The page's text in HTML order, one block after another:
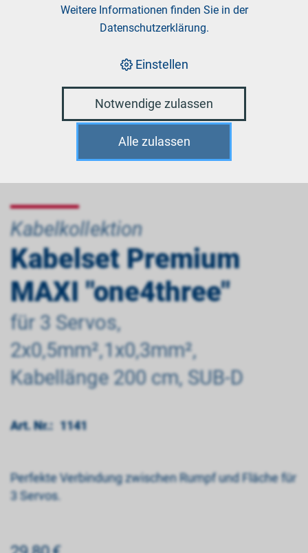
Kabelkollektion
Kabelset Premium
MAXI "one4three"
für 3 Servos,
2x0,5mm²,1x0,3mm²,
Kabellänge 200 cm, SUB-D
Art. Nr.: 1141
Perfekte Verbindung zwischen Rumpf und Fläche für
3 Servos.
Weitere Informationen finden Sie in der
Datenschutzerklärung.
Einstellen
Notwendige zulassen
Alle zulassen